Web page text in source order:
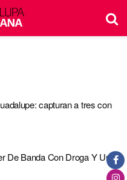
capturan a tres con
De Banda Con Droga Y Un